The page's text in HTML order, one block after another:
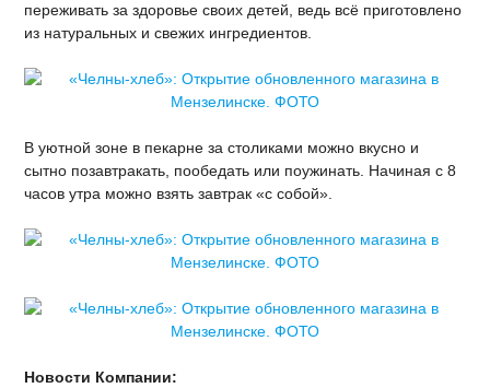
переживать за здоровье своих детей, ведь всё приготовлено
из натуральных и свежих ингредиентов.
В уютной зоне в пекарне за столиками можно вкусно и
сытно позавтракать, пообедать или поужинать. Начиная с 8
часов утра можно взять завтрак «с собой».
Новости Компании: